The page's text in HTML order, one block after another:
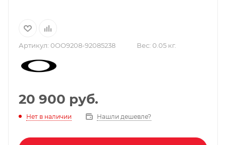
Артикул: 0OO9208-92085238 Вес: 0.05 кг.
20 900 руб.
Нет в наличии Нашли дешевле?